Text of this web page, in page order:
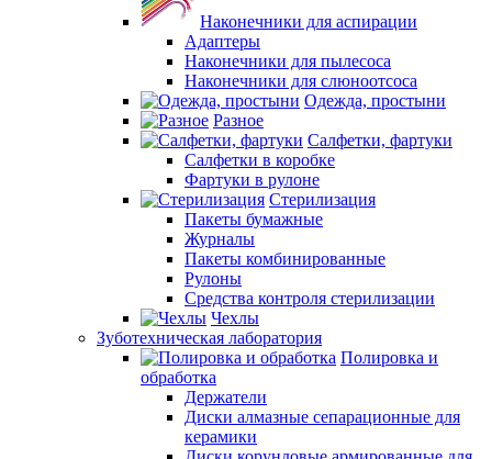
Наконечники для аспирации
Адаптеры
Наконечники для пылесоса
Наконечники для слюноотсоса
Одежда, простыни
Разное
Салфетки, фартуки
Салфетки в коробке
Фартуки в рулоне
Стерилизация
Пакеты бумажные
Журналы
Пакеты комбинированные
Рулоны
Средства контроля стерилизации
Чехлы
Зуботехническая лаборатория
Полировка и
обработка
Держатели
Диски алмазные сепарационные для
керамики